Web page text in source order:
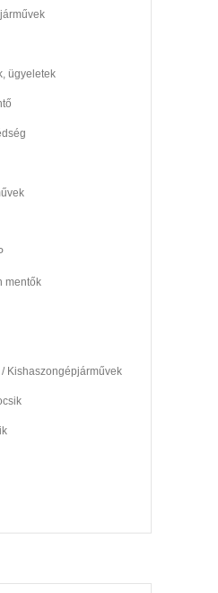
ügyeletek
mentők
Kishaszongépjárművek